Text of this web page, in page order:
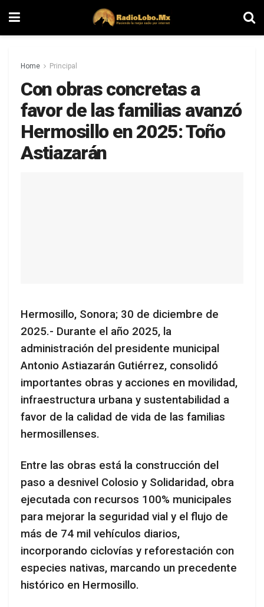
Home Principal
Con obras concretas a
favor de las familias avanzó
Hermosillo en 2025: Toño
Astiazarán
Hermosillo, Sonora; 30 de diciembre de
2025.- Durante el año 2025, la
administración del presidente municipal
Antonio Astiazarán Gutiérrez, consolidó
importantes obras y acciones en movilidad,
infraestructura urbana y sustentabilidad a
favor de la calidad de vida de las familias
hermosillenses.
Entre las obras está la construcción del
paso a desnivel Colosio y Solidaridad, obra
ejecutada con recursos 100% municipales
para mejorar la seguridad vial y el flujo de
más de 74 mil vehículos diarios,
incorporando ciclovías y reforestación con
especies nativas, marcando un precedente
histórico en Hermosillo.